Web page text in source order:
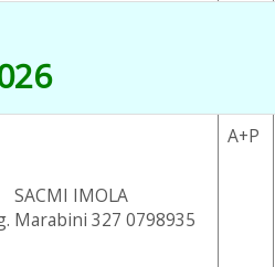
SACMI IMOLA
Marabini 327 0798935
A+P